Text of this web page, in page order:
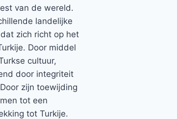
van de wereld.
landelijke
zich richt op het
Door middel
cultuur,
door integriteit
zijn toewijding
tot een
tot Turkije.